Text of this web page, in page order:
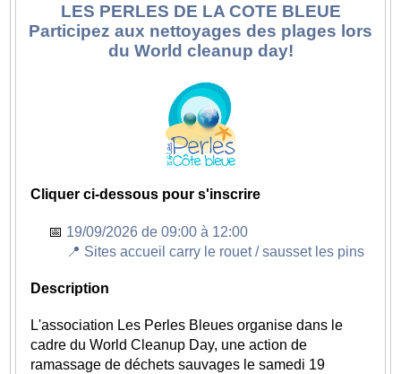
📍 2161 Rte Cézanne, 13100 Le Tholonet-
Complet !
18/09/2026 de 10:00 à 18:00
📍 2161 Rte Cézanne, 13100 Le Tholonet
13/09/2026 de 10:00 à 18:00
📍 2161 Rte Cézanne, 13100 Le Tholonet
📍 2161 Rte Cézanne, 13100 Le Tholonet
Description
Pour l’exposition 2026 consacrée à Jean Messagier
recrute une équipe de bénévoles afin d’assurer, à
tour de rôle, l’ensemble des postes liés à
l’exploitation du site. Il seront encadrés par une
LES PERLES DE LA COTE BLEUE
Participez aux nettoyages des plages lors
du World cleanup day!
Cliquer ci-dessous pour s'inscrire
19/09/2026 de 09:00 à 12:00
📍 Sites accueil carry le rouet / sausset les pins
Description
L'association Les Perles Bleues organise dans le
cadre du World Cleanup Day, une action de
ramassage de déchets sauvages le samedi 19